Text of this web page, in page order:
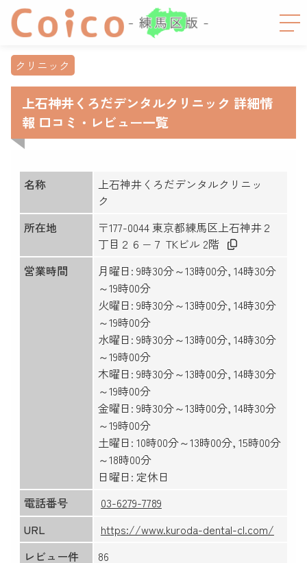
クリニック
上石神井くろだデンタルクリニック 詳細情
報 口コミ・レビュー一覧
名称
上石神井くろだデンタルクリニッ
ク
所在地
〒177-0044 東京都練馬区上石神井２
丁目２６−７ TKビル 2階
営業時間
月曜日: 9時30分～13時00分, 14時30分
～19時00分
火曜日: 9時30分～13時00分, 14時30分
～19時00分
水曜日: 9時30分～13時00分, 14時30分
～19時00分
木曜日: 9時30分～13時00分, 14時30分
～19時00分
金曜日: 9時30分～13時00分, 14時30分
～19時00分
土曜日: 10時00分～13時00分, 15時00分
～18時00分
日曜日: 定休日
電話番号
03-6279-7789
URL
https://www.kuroda-dental-cl.com/
レビュー件
86